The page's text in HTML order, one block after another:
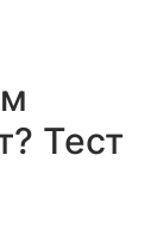
Тест